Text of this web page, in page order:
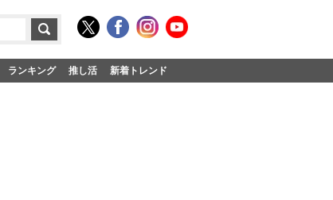
ランキング 推し活 新着トレンド